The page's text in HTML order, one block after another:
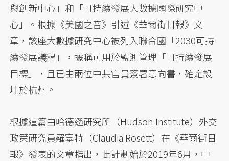
與創新中心」和「可持續發展大數據國際研究中
心」。根據《美國之音》引述《華爾街日報》文
章，該座大數據研究中心被列入聯合國「2030可持
續發展議程」，據稱可用於監測管理「可持續發展
目標」，且已由兩位中共官員簽署意向書，確定設
址於杭州。
根據這篇由哈德遜研究所（Hudson Institute）外交
政策研究員羅塞特（Claudia Rosett）在《華爾街日
報》發表的文章指出，此計劃始於2019年6月，中